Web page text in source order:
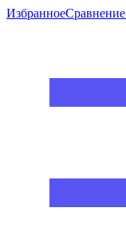
ИзбранноеСравнение